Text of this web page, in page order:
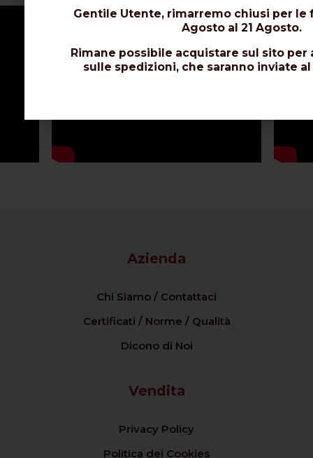
Azienda
Chi Siamo / Contattaci
Certificati / Norme / Qualità
Dicono di Noi
Vendita
Privacy Policy
Politica dei Cookies
Gentile Utente, rimarremo chiusi per le
Agosto al 21 Agosto.
Rimane possibile acquistare sul sito
sulle spedizioni, che saranno inviate